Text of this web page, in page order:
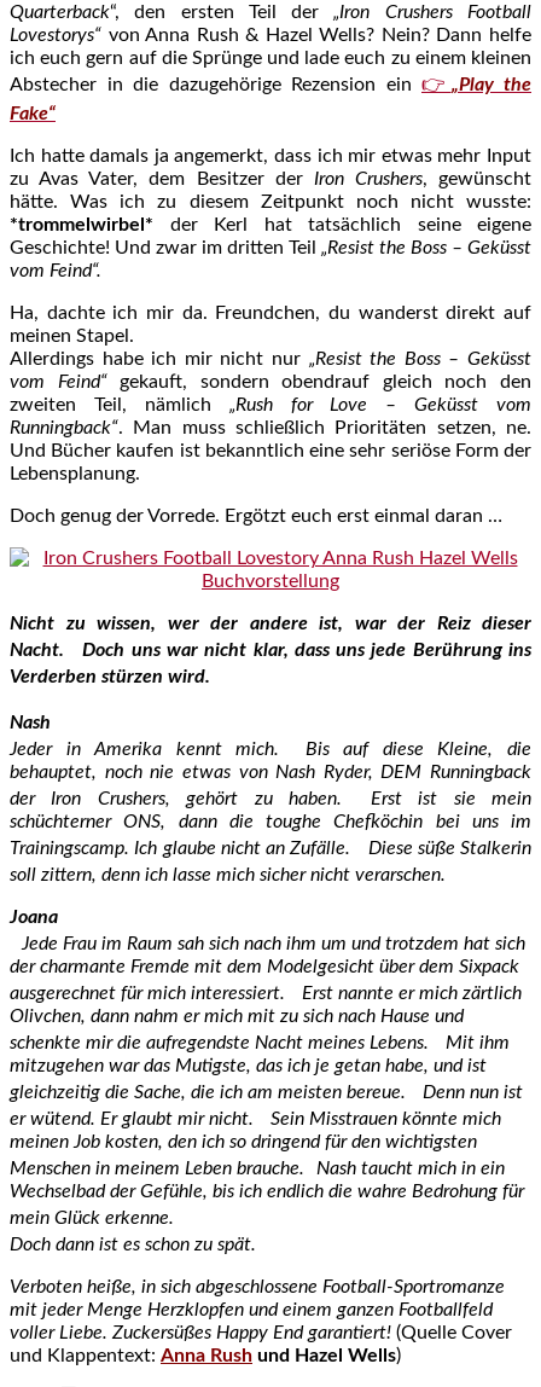
Quarterback“, den ersten Teil der„Iron Crushers Football
Lovestorys“ von Anna Rush & Hazel Wells? Nein? Dann helfe
ich euch gern auf die Sprünge und lade euch zu einem kleinen
Abstecher in die dazugehörige Rezension ein 👉 „Play the
Fake“
Ich hatte damals ja angemerkt, dass ich mir etwas mehr Input
zu Avas Vater, dem Besitzer der Iron Crushers, gewünscht
hätte. Was ich zu diesem Zeitpunkt noch nicht wusste:
*trommelwirbel* der Kerl hat tatsächlich seine eigene
Geschichte! Und zwar im dritten Teil „Resist the Boss – Geküsst
vom Feind“.
Ha, dachte ich mir da. Freundchen, du wanderst direkt auf
meinen Stapel.
Allerdings habe ich mir nicht nur „Resist the Boss – Geküsst
vom Feind“ gekauft, sondern obendrauf gleich noch den
zweiten Teil, nämlich „Rush for Love – Geküsst vom
Runningback“. Man muss schließlich Prioritäten setzen, ne.
Und Bücher kaufen ist bekanntlich eine sehr seriöse Form der
Lebensplanung.
Doch genug der Vorrede. Ergötzt euch erst einmal daran …
Nicht zu wissen, wer der andere ist, war der Reiz dieser
Nacht. Doch uns war nicht klar, dass uns jede Berührung ins
Verderben stürzen wird.
Nash
Jeder in Amerika kennt mich. Bis auf diese Kleine, die
behauptet, noch nie etwas von Nash Ryder, DEM Runningback
der Iron Crushers, gehört zu haben. Erst ist sie mein
schüchterner ONS, dann die toughe Chefköchin bei uns im
Trainingscamp. Ich glaube nicht an Zufälle. Diese süße Stalkerin
soll zittern, denn ich lasse mich sicher nicht verarschen.
Joana
Jede Frau im Raum sah sich nach ihm um und trotzdem hat sich
der charmante Fremde mit dem Modelgesicht über dem Sixpack
ausgerechnet für mich interessiert. Erst nannte er mich zärtlich
Olivchen, dann nahm er mich mit zu sich nach Hause und
schenkte mir die aufregendste Nacht meines Lebens. Mit ihm
mitzugehen war das Mutigste, das ich je getan habe, und ist
gleichzeitig die Sache, die ich am meisten bereue. Denn nun ist
er wütend. Er glaubt mir nicht. Sein Misstrauen könnte mich
meinen Job kosten, den ich so dringend für den wichtigsten
Menschen in meinem Leben brauche. Nash taucht mich in ein
Wechselbad der Gefühle, bis ich endlich die wahre Bedrohung für
mein Glück erkenne.
Doch dann ist es schon zu spät.
Verboten heiße, in sich abgeschlossene Football-Sportromanze
mit jeder Menge Herzklopfen und einem ganzen Footballfeld
voller Liebe. Zuckersüßes Happy End garantiert! (Quelle Cover
und Klappentext: Anna Rush und Hazel Wells)